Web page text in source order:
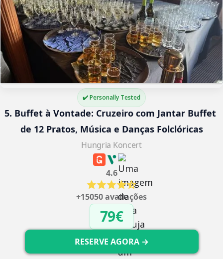
✔️ Personally Tested
5. Buffet à Vontade: Cruzeiro com Jantar Buffet
de 12 Pratos, Música e Danças Folclóricas
Hungria Koncert
4.6
+15050 avaliações
79€
RESERVE AGORA →